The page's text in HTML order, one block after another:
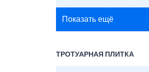
Показать ещё
ТРОТУАРНАЯ ПЛИТКА